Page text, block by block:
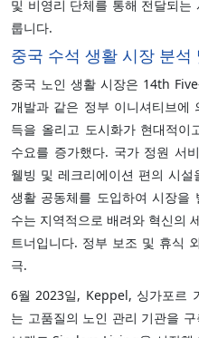
및 비영리 단체를 통해 전달되
룹니다.
중국 수석 생활 시장 분석
중국 노인 생활 시장은 14th
개발과 같은 정부 이니셔티브에
득을 올리고 도시화가 현대적
수요를 증가했다. 국가 정원 서
웰빙 및 레크리에이션 편의 시
생활 공동체를 도입하여 시장을
수는 지역적으로 배려와 혁신의
트너입니다. 정부 보조 및 휴식
극.
6월 2023일, Keppel, 싱가포르
는 고품질의 노인 관리 기관을